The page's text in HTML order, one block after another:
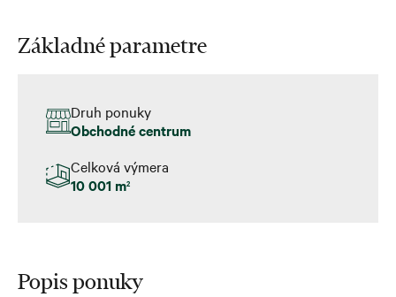
Základné parametre
Druh ponuky
Obchodné centrum
Celková výmera
10 001 m2
Popis ponuky